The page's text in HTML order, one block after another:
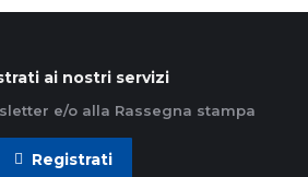
ai nostri servizi
e/o alla Rassegna stampa
Registrati